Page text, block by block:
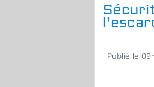
Publié le